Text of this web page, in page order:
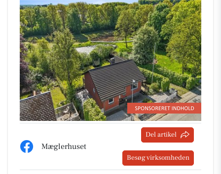
Mæglerhuset
Del artikel
Besøg virksomheden